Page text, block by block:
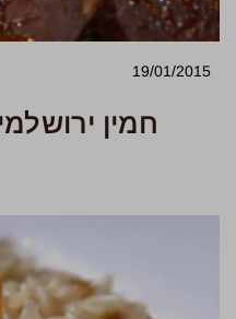
19/01/2015
חמין